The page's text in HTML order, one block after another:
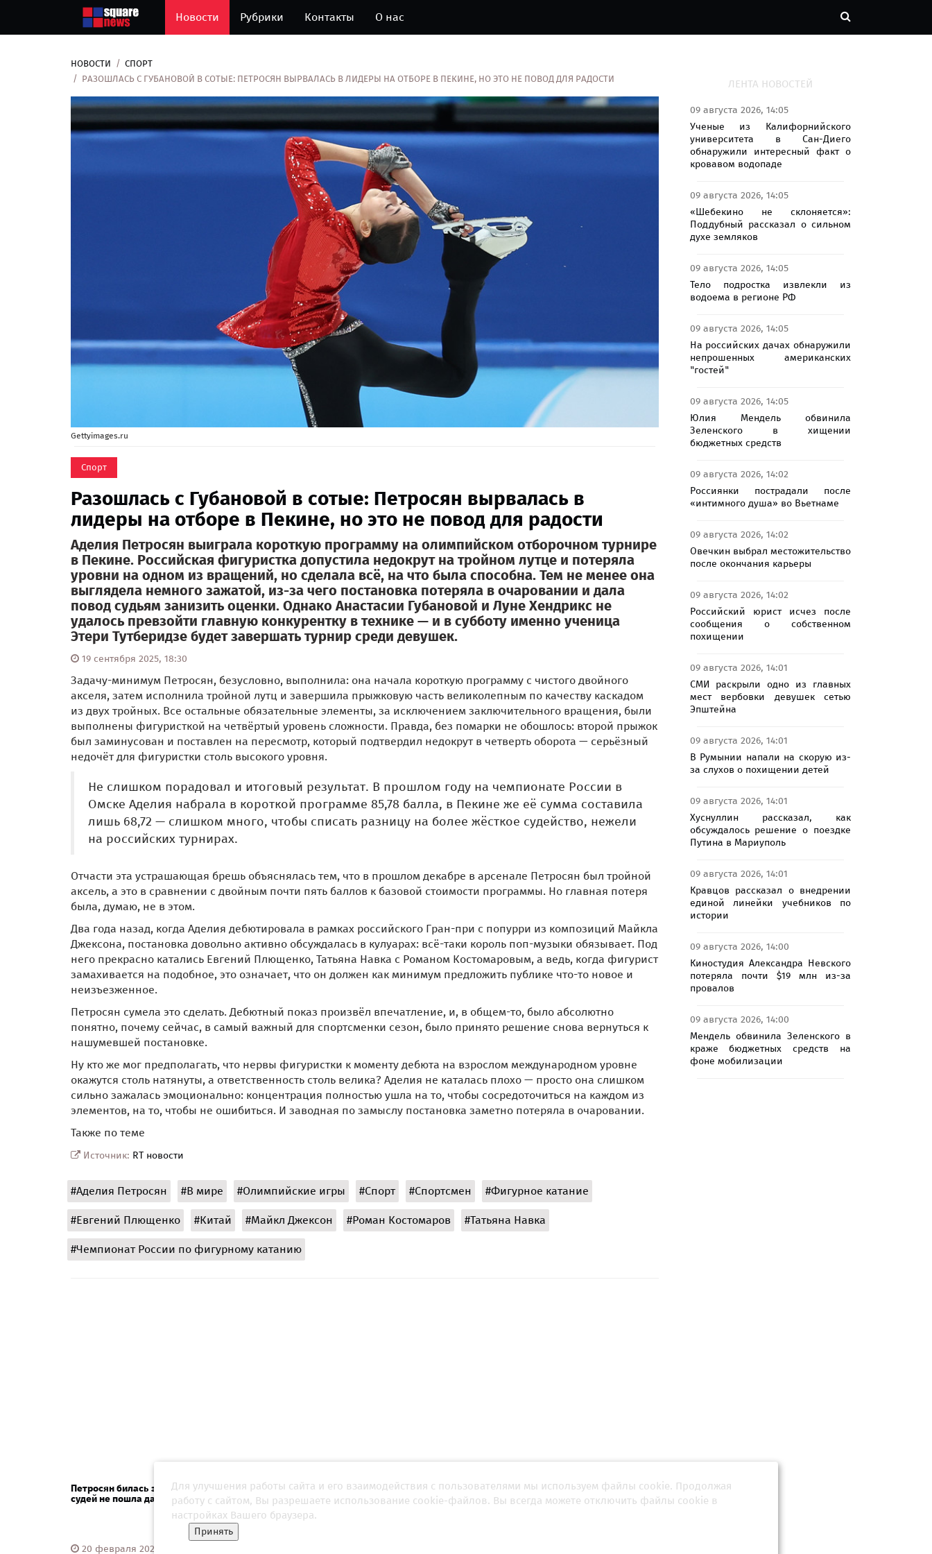
Новости Рубрики Контакты О нас
НОВОСТИ
СПОРТ
РАЗОШЛАСЬ С ГУБАНОВОЙ В СОТЫЕ: ПЕТРОСЯН ВЫРВАЛАСЬ В ЛИДЕРЫ НА ОТБОРЕ В ПЕКИНЕ, НО ЭТО НЕ ПОВОД ДЛЯ РАДОСТИ
Gettyimages.ru
Спорт
Разошлась с Губановой в сотые: Петросян вырвалась в
лидеры на отборе в Пекине, но это не повод для радости
Аделия Петросян выиграла короткую программу на олимпийском отборочном турнире
в Пекине. Российская фигуристка допустила недокрут на тройном лутце и потеряла
уровни на одном из вращений, но сделала всё, на что была способна. Тем не менее она
выглядела немного зажатой, из-за чего постановка потеряла в очаровании и дала
повод судьям занизить оценки. Однако Анастасии Губановой и Луне Хендрикс не
удалось превзойти главную конкурентку в технике — и в субботу именно ученица
Этери Тутберидзе будет завершать турнир среди девушек.
19 сентября 2025, 18:30
Задачу-минимум Петросян, безусловно, выполнила: она начала короткую программу с чистого двойного
акселя, затем исполнила тройной лутц и завершила прыжковую часть великолепным по качеству каскадом
из двух тройных. Все остальные обязательные элементы, за исключением заключительного вращения, были
выполнены фигуристкой на четвёртый уровень сложности. Правда, без помарки не обошлось: второй прыжок
был заминусован и поставлен на пересмотр, который подтвердил недокрут в четверть оборота — серьёзный
недочёт для фигуристки столь высокого уровня.
Не слишком порадовал и итоговый результат. В прошлом году на чемпионате России в
Омске Аделия набрала в короткой программе 85,78 балла, в Пекине же её сумма составила
лишь 68,72 — слишком много, чтобы списать разницу на более жёсткое судейство, нежели
на российских турнирах.
Отчасти эта устрашающая брешь объяснялась тем, что в прошлом декабре в арсенале Петросян был тройной
аксель, а это в сравнении с двойным почти пять баллов к базовой стоимости программы. Но главная потеря
была, думаю, не в этом.
Два года назад, когда Аделия дебютировала в рамках российского Гран-при с попурри из композиций Майкла
Джексона, постановка довольно активно обсуждалась в кулуарах: всё-таки король поп-музыки обязывает. Под
него прекрасно катались Евгений Плющенко, Татьяна Навка с Романом Костомаровым, а ведь, когда фигурист
замахивается на подобное, это означает, что он должен как минимум предложить публике что-то новое и
неизъезженное.
Петросян сумела это сделать. Дебютный показ произвёл впечатление, и, в общем-то, было абсолютно
понятно, почему сейчас, в самый важный для спортсменки сезон, было принято решение снова вернуться к
нашумевшей постановке.
Ну кто же мог предполагать, что нервы фигуристки к моменту дебюта на взрослом международном уровне
окажутся столь натянуты, а ответственность столь велика? Аделия не каталась плохо — просто она слишком
сильно зажалась эмоционально: концентрация полностью ушла на то, чтобы сосредоточиться на каждом из
элементов, на то, чтобы не ошибиться. И заводная по замыслу постановка заметно потеряла в очаровании.
Также по теме
Источник: RT новости
#Аделия Петросян #В мире #Олимпийские игры #Спорт #Спортсмен #Фигурное катание
#Евгений Плющенко #Китай #Майкл Джексон #Роман Костомаров #Татьяна Навка
#Чемпионат России по фигурному катанию
Петросян билась за медаль Игр: против
судей не пошла даже Тарасова
20 февраля 2026, 11:30
Петросян вынесла бы американок на
Играх: что реально произошло в
Милане?
Травма Петросян перед
Олимпиадой-2026: угроза надеждам на
победу в финурном катании
ЛЕНТА НОВОСТЕЙ
09 августа 2026, 14:05
Ученые из Калифорнийского
университета в Сан-Диего
обнаружили интересный факт о
кровавом водопаде
09 августа 2026, 14:05
«Шебекино не склоняется»:
Поддубный рассказал о сильном
духе земляков
09 августа 2026, 14:05
Тело подростка извлекли из
водоема в регионе РФ
09 августа 2026, 14:05
На российских дачах обнаружили
непрошенных американских
"гостей"
09 августа 2026, 14:05
Юлия Мендель обвинила
Зеленского в хищении
бюджетных средств
09 августа 2026, 14:02
Россиянки пострадали после
«интимного душа» во Вьетнаме
09 августа 2026, 14:02
Овечкин выбрал местожительство
после окончания карьеры
09 августа 2026, 14:02
Российский юрист исчез после
сообщения о собственном
похищении
09 августа 2026, 14:01
СМИ раскрыли одно из главных
мест вербовки девушек сетью
Эпштейна
09 августа 2026, 14:01
В Румынии напали на скорую из-
за слухов о похищении детей
09 августа 2026, 14:01
Хуснуллин рассказал, как
обсуждалось решение о поездке
Путина в Мариуполь
09 августа 2026, 14:01
Кравцов рассказал о внедрении
единой линейки учебников по
истории
09 августа 2026, 14:00
Киностудия Александра Невского
потеряла почти $19 млн из-за
провалов
09 августа 2026, 14:00
Мендель обвинила Зеленского в
краже бюджетных средств на
фоне мобилизации
Для улучшения работы сайта и его взаимодействия с пользователями мы используем файлы cookie. Продолжая
работу с сайтом, Вы разрешаете использование cookie-файлов. Вы всегда можете отключить файлы cookie в
настройках Вашего браузера.
Принять